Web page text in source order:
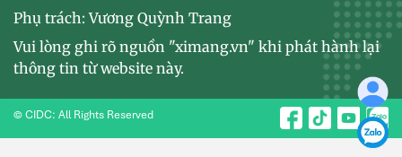
Phụ trách: Vương Quỳnh Trang
Vui lòng ghi rõ nguồn "ximang.vn" khi phát hành lại
thông tin từ website này.
© CIDC: All Rights Reserved